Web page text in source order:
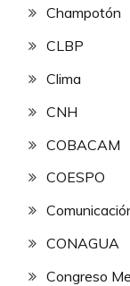
Champotón
CLBP
Clima
CNH
COBACAM
COESPO
CONAGUA
Congreso